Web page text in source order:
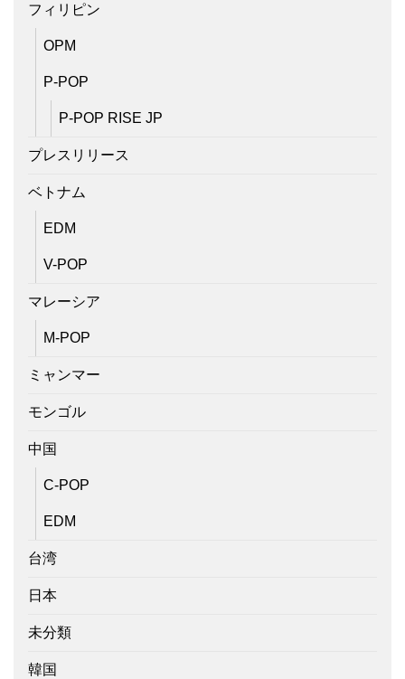
フィリピン
OPM
P-POP
P-POP RISE JP
プレスリリース
ベトナム
EDM
V-POP
マレーシア
M-POP
ミャンマー
モンゴル
中国
C-POP
EDM
台湾
日本
未分類
韓国